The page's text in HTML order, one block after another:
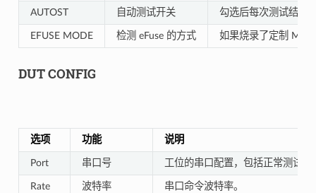
AUTOST 自动测试开关 勾选后每次测试结束
EFUSE MODE 检测 eFuse 的方式 如果烧录了定制
DUT CONFIG
选项 功能 说明
Port 串口号 工位的串口配置，包括正常测试
Rate 波特率 串口命令波特率。